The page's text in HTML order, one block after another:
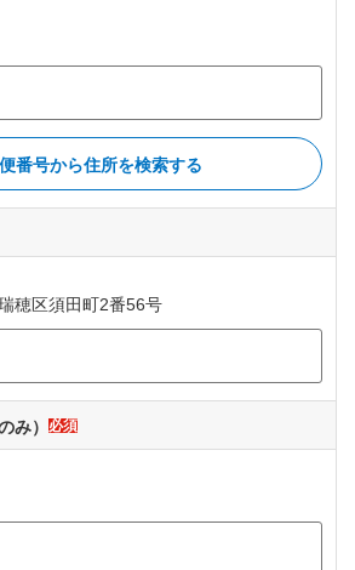
番号から住所を検索する
穂区須田町2番56号
み） 必須